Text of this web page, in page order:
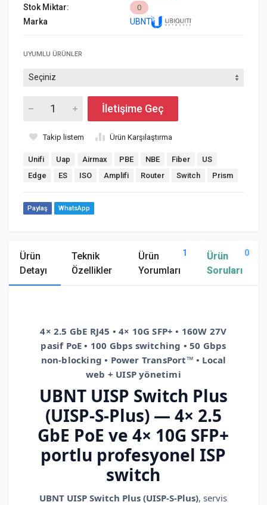
Stok Miktar: 0
Marka UBNT
UYUMLU ÜRÜNLER
İletişime Geç
Takip listem Ürün Karşılaştırma
Unifi Uap Airmax PBE NBE Fiber
US
Edge
ES ISO Amplifi Router Switch Prism
Paylaş WhatsApp
Ürün
Detayı
Teknik
Özellikler
Ürün
Yorumları
1
Ürün
Soruları
0
4× 2.5 GbE RJ45 • 4× 10G SFP+ • 160W 27V
pasif PoE • 100 Gbps switching • 50 Gbps
non-blocking • Power TransPort™ • Local
web + UISP yönetimi
UBNT UISP Switch Plus
(UISP-S-Plus) — 4× 2.5
GbE PoE ve 4× 10G SFP+
portlu profesyonel ISP
switch
UBNT UISP Switch Plus (UISP-S-Plus), servis